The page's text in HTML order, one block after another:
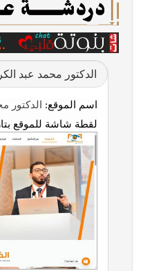
الدكتور محمد عبد
اسم الموقع: الدكتور
لقطة شاشة للموقع